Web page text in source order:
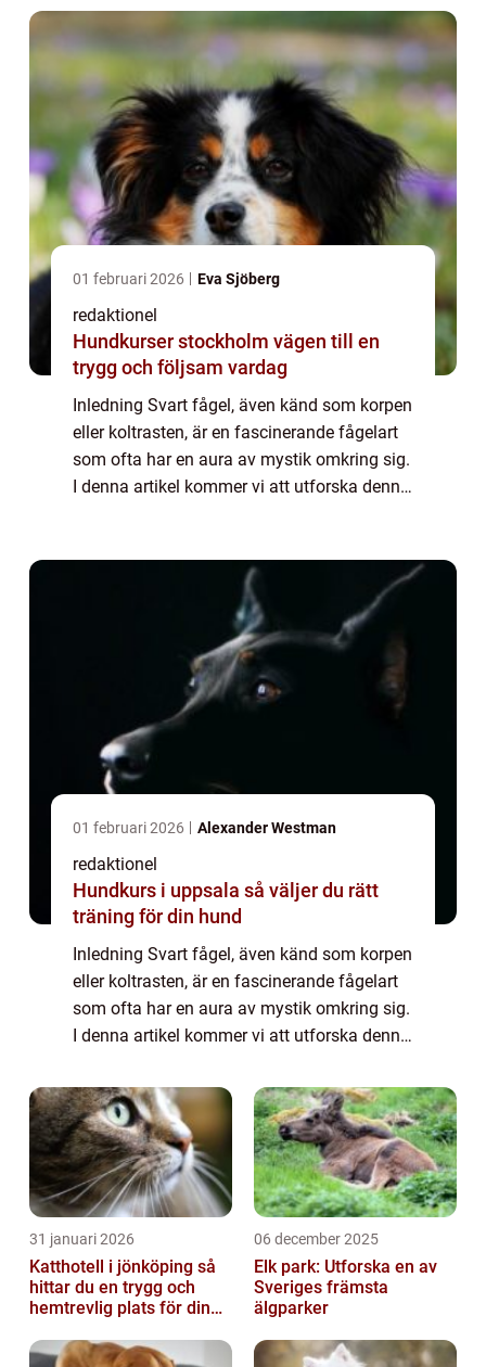
01 februari 2026 Eva Sjöberg
redaktionel
Hundkurser stockholm vägen till en
trygg och följsam vardag
Inledning Svart fågel, även känd som korpen
eller koltrasten, är en fascinerande fågelart
som ofta har en aura av mystik omkring sig.
I denna artikel kommer vi att utforska denna
01 februari 2026 Alexander Westman
redaktionel
Hundkurs i uppsala så väljer du rätt
träning för din hund
Inledning Svart fågel, även känd som korpen
eller koltrasten, är en fascinerande fågelart
som ofta har en aura av mystik omkring sig.
I denna artikel kommer vi att utforska denna
övergripande egenskaper, olika type...
31 januari 2026
Katthotell i jönköping så
hittar du en trygg och
hemtrevlig plats för din
06 december 2025
Elk park: Utforska en av
Sveriges främsta
älgparker